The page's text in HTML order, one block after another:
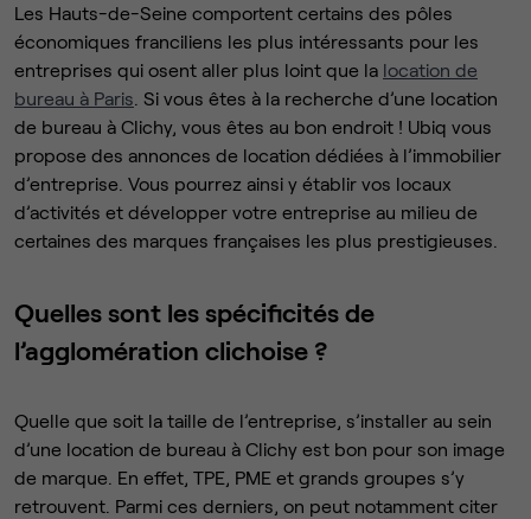
Les Hauts-de-Seine comportent certains des pôles
économiques franciliens les plus intéressants pour les
entreprises qui osent aller plus loint que la location de
bureau à Paris . Si vous êtes à la recherche d’une location
de bureau à Clichy, vous êtes au bon endroit ! Ubiq vous
propose des annonces de location dédiées à l’immobilier
d’entreprise. Vous pourrez ainsi y établir vos locaux
d’activités et développer votre entreprise au milieu de
certaines des marques françaises les plus prestigieuses.
Quelles sont les spécificités de
l’agglomération clichoise ?
Quelle que soit la taille de l’entreprise, s’installer au sein
d’une location de bureau à Clichy est bon pour son image
de marque. En effet, TPE, PME et grands groupes s’y
retrouvent. Parmi ces derniers, on peut notamment citer